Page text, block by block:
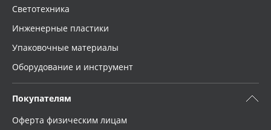
Светотехника
Инженерные пластики
Упаковочные материалы
Оборудование и инструмент
Покупателям
Оферта физическим лицам